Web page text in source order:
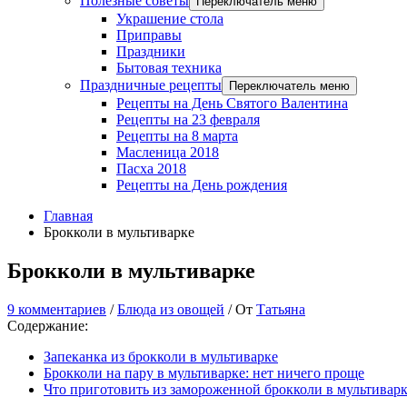
Украшение стола
Приправы
Праздники
Бытовая техника
Праздничные рецепты
Переключатель меню
Рецепты на День Святого Валентина
Рецепты на 23 февраля
Рецепты на 8 марта
Масленица 2018
Пасха 2018
Рецепты на День рождения
Главная
Брокколи в мультиварке
Брокколи в мультиварке
9 комментариев /Блюда из овощей / От Татьяна
Содержание:
Запеканка из брокколи в мультиварке
Брокколи на пару в мультиварке: нет ничего проще
Что приготовить из замороженной брокколи в